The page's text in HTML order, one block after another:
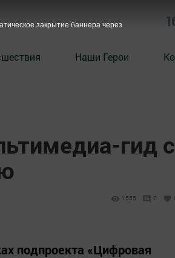
Наши Герои
гид с
1555 0
подпроекта «Цифровая
закрытие баннера через